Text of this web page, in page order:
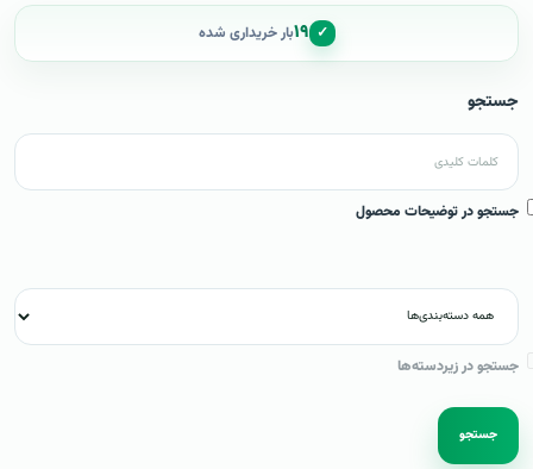
✓ ۱۹بار خریداری شده
جستجو
جستجو در توضیحات محصول
جستجو در زیردسته‌ها
جستجو